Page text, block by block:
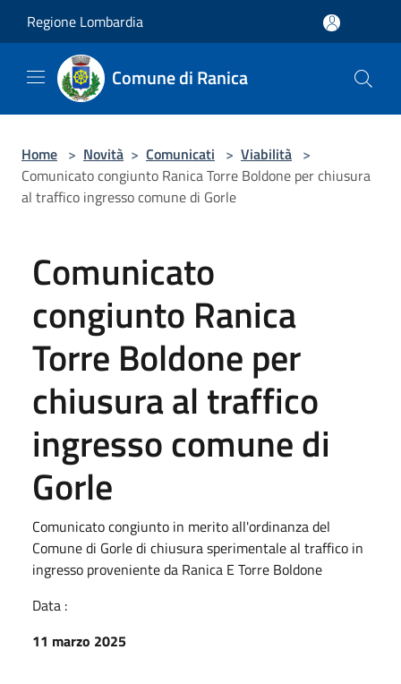
Regione Lombardia
Comune di Ranica
Home > Novità > Comunicati > Viabilità >
Comunicato congiunto Ranica Torre Boldone per chiusura
al traffico ingresso comune di Gorle
Comunicato
congiunto Ranica
Torre Boldone per
chiusura al traffico
ingresso comune di
Gorle
Comunicato congiunto in merito all'ordinanza del
Comune di Gorle di chiusura sperimentale al traffico in
ingresso proveniente da Ranica E Torre Boldone
Data :
11 marzo 2025